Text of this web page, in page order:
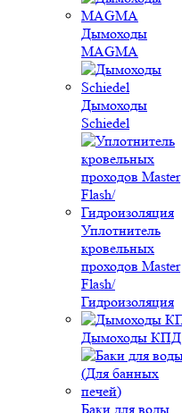
Дымоходы
MAGMA
Дымоходы
Schiedel
Уплотнитель
кровельных
проходов Master
Flash/
Гидроизоляция
Дымоходы КПД
Баки для воды